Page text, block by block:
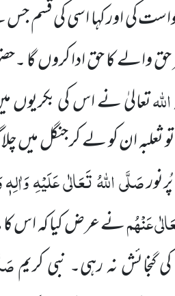
کی اور کہا اسی کی قسم
حق والے کا حق ادا کروں گا
اللہتعالیٰ نے اس کی بکریوں
ثعلبہ ان کو لے کر جنگل میں
صَلَّی اللہُ تَعَالٰی عَلَیْہِ
عَنْہُمنے عرض کیا کہ اس کا
نہ رہی۔ نبی کریم